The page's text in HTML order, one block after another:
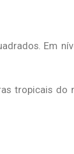
Em
tropicais do